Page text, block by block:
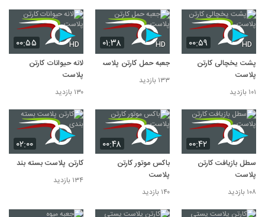
۰۰:۵۹ HD
پشت یخچالی کارتن
پلاست
۱۰۱ بازدید
۰۱:۳۸ HD
جعبه حمل کارتن پلاست
۱۳۳ بازدید
۰۰:۵۵ HD
لانه حیوانات کارتن
پلاست
۱۳۰ بازدید
۰۰:۴۲
سطل بازیافت کارتن
پلاست
۱۰۸ بازدید
۰۰:۴۸
باکس موتور کارتن
پلاست
۱۴۰ بازدید
۰۲:۰۰
کارتن پلاست بسته بندی
۱۳۴ بازدید